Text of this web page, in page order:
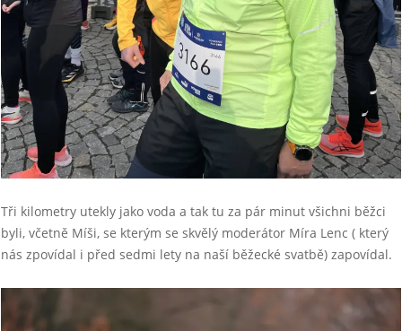
Tři kilometry utekly jako voda a tak tu za pár minut všichni běžci
byli, včetně Míši, se kterým se skvělý moderátor Míra Lenc ( který
nás zpovídal i před sedmi lety na naší běžecké svatbě) zapovídal.